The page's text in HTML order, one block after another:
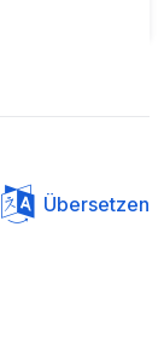
Übersetzen